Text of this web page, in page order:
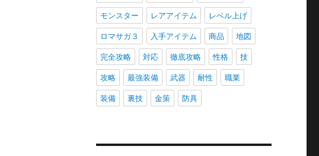
モンスター レアアイテム レベル上げ
ロマサガ３ 入手アイテム 商品 地図
完全攻略 対応 徹底攻略 性格 技
攻略 最強装備 武器 耐性 職業
装備 裏技 金策 防具